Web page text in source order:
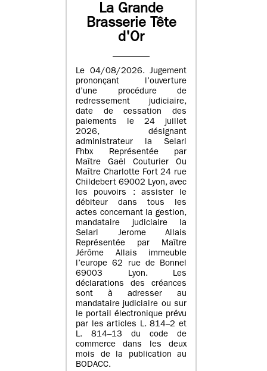
La Grande
Brasserie Tête
d'Or
Le 04/08/2026. Jugement
prononçant l’ouverture
d’une procédure de
redressement judiciaire,
date de cessation des
paiements le 24 juillet
2026, désignant
administrateur la Selarl
Fhbx Représentée par
Maître Gaël Couturier Ou
Maître Charlotte Fort 24 rue
Childebert 69002 Lyon, avec
les pouvoirs : assister le
débiteur dans tous les
actes concernant la gestion,
mandataire judiciaire la
Selarl Jerome Allais
Représentée par Maître
Jérôme Allais immeuble
l’europe 62 rue de Bonnel
69003 Lyon. Les
déclarations des créances
sont à adresser au
mandataire judiciaire ou sur
le portail électronique prévu
par les articles L. 814–2 et
L. 814–13 du code de
commerce dans les deux
mois de la publication au
BODACC.